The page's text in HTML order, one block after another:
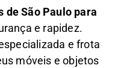
de São Paulo para
e rapidez.
e frota
móveis e objetos